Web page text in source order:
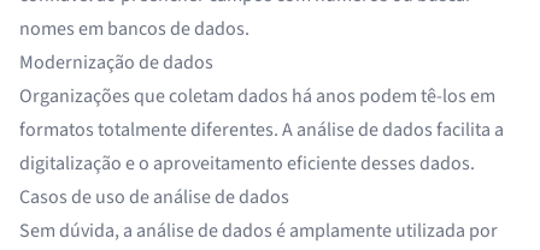
nomes em bancos de dados.
Modernização de dados
Organizações que coletam dados há anos podem tê-los em
formatos totalmente diferentes. A análise de dados facilita a
digitalização e o aproveitamento eficiente desses dados.
Casos de uso de análise de dados
Sem dúvida, a análise de dados é amplamente utilizada por